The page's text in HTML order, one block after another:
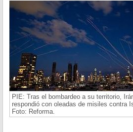
PIE: Tras el bombardeo a su territorio,
respondió con oleadas de misiles contra
Foto: Reforma.